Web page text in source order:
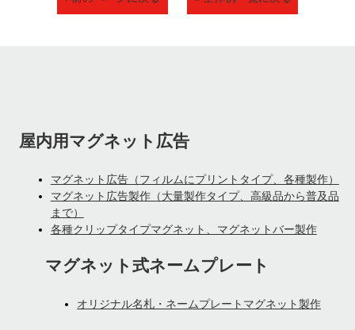
屋内用マグネット広告
マグネット広告（フィルムにプリントタイプ、各種製作）
マグネット広告製作（大量製作タイプ、高級品から普及品
まで）
各種クリップタイプマグネット、マグネットバー製作
マグネット式ネームプレート
オリジナル名札・ネームプレートマグネット製作